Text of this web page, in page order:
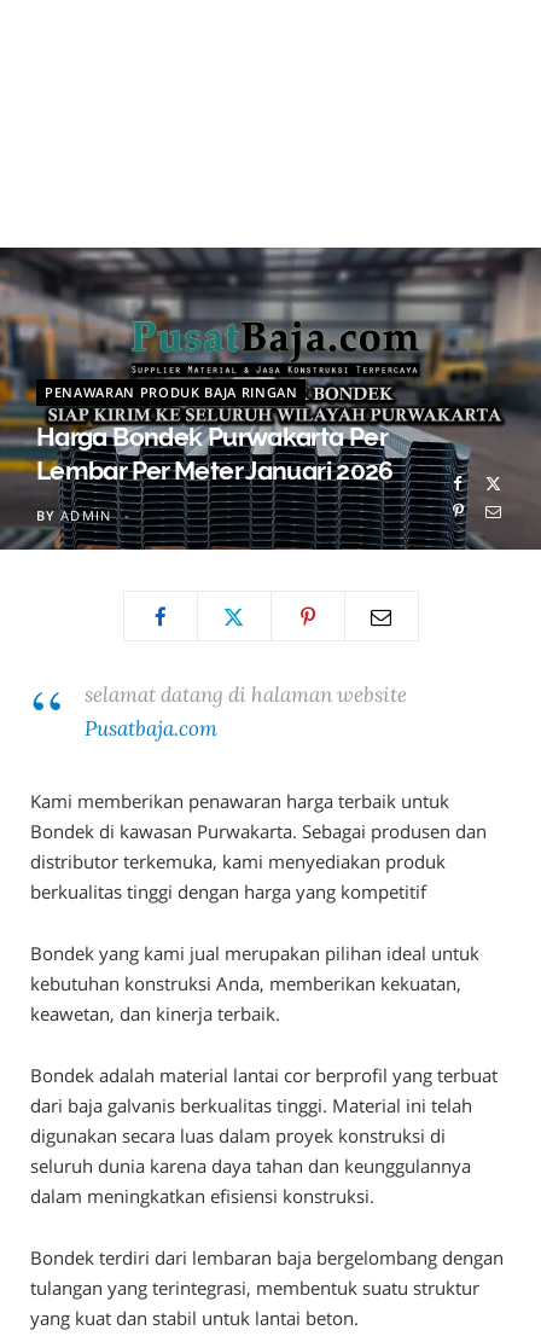
PENAWARAN PRODUK BAJA RINGAN
Harga Bondek Purwakarta Per
Lembar Per Meter Januari 2026
BY ADMIN
selamat datang di halaman website
Pusatbaja.com
Kami memberikan penawaran harga terbaik untuk
Bondek di kawasan Purwakarta. Sebagai produsen dan
distributor terkemuka, kami menyediakan produk
berkualitas tinggi dengan harga yang kompetitif
Bondek yang kami jual merupakan pilihan ideal untuk
kebutuhan konstruksi Anda, memberikan kekuatan,
keawetan, dan kinerja terbaik.
Bondek adalah material lantai cor berprofil yang terbuat
dari baja galvanis berkualitas tinggi. Material ini telah
digunakan secara luas dalam proyek konstruksi di
seluruh dunia karena daya tahan dan keunggulannya
dalam meningkatkan efisiensi konstruksi.
Bondek terdiri dari lembaran baja bergelombang dengan
tulangan yang terintegrasi, membentuk suatu struktur
yang kuat dan stabil untuk lantai beton.